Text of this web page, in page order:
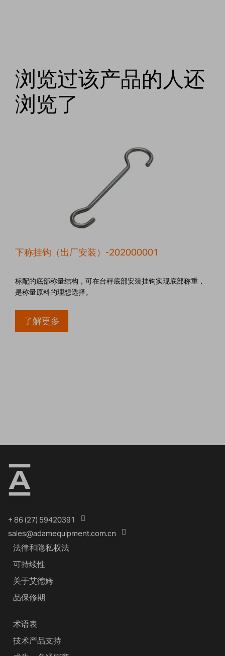
浏览过该产品的人还
浏览了
下称挂钩（出厂安装）-202000001
标配的底部称量结构，可在台秤底部安装挂钩实现底部称重，
是称量原料的理想选择。
了解更多
+ 86 (27) 59420391
sales@adamequipment.com.cn
法律和隐私权法
可持续性
关于艾德姆
品保修期
术语表
技术产品支持